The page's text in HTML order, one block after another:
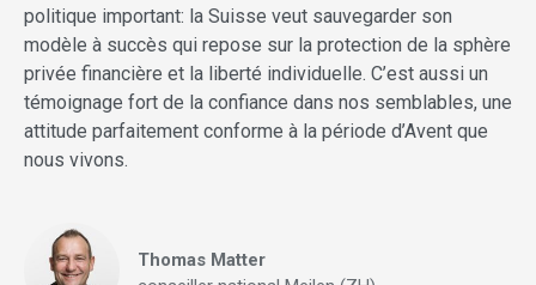
politique important: la Suisse veut sauvegarder son
modèle à succès qui repose sur la protection de la sphère
privée financière et la liberté individuelle. C’est aussi un
témoignage fort de la confiance dans nos semblables, une
attitude parfaitement conforme à la période d’Avent que
nous vivons.
Thomas Matter